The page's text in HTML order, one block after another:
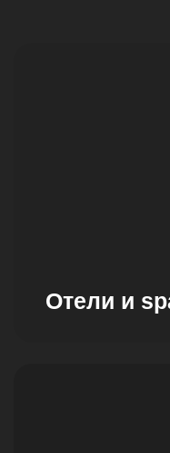
Отели и